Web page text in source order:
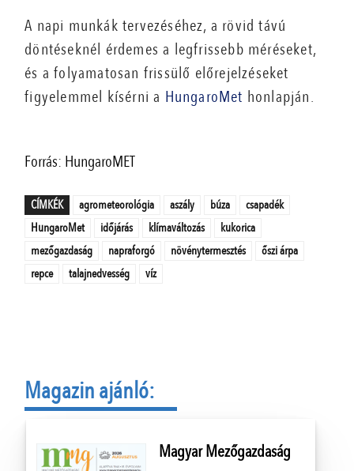
A napi munkák tervezéséhez, a rövid távú
döntéseknél érdemes a legfrissebb méréseket,
és a folyamatosan frissülő előrejelzéseket
figyelemmel kísérni a HungaroMet honlapján.
Forrás: HungaroMET
CÍMKÉK agrometeorológia aszály búza
csapadék
HungaroMet
időjárás klímaváltozás
kukorica
mezőgazdaság
napraforgó növénytermesztés
őszi árpa
repce
talajnedvesség víz
Magazin ajánló:
Magyar Mezőgazdaság